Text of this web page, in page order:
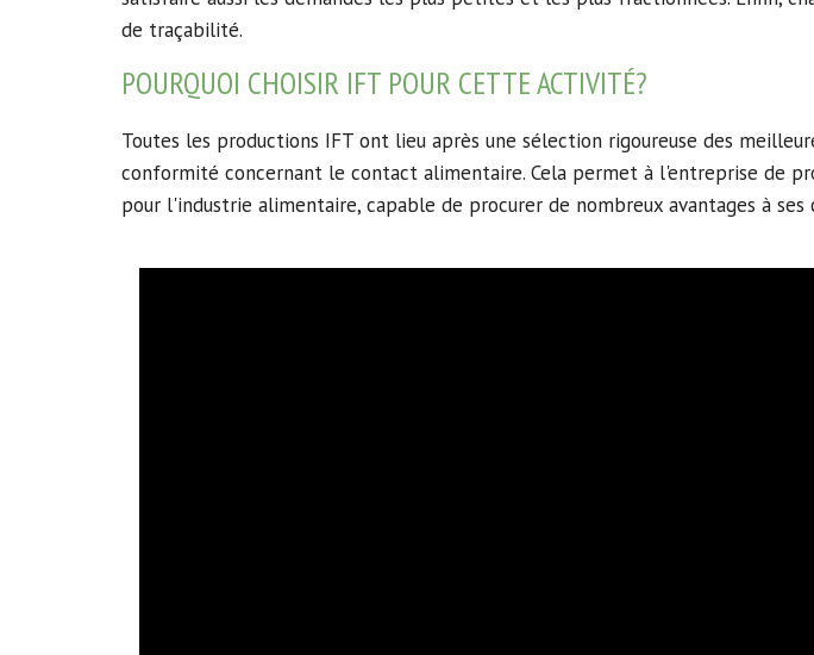
de traçabilité.
POURQUOI CHOISIR IFT POUR CETTE ACTIVITÉ?
Toutes les productions IFT ont lieu après une sélection rigoureuse des
conformité concernant le contact alimentaire. Cela permet à l'entreprise de
pour l'industrie alimentaire, capable de procurer de nombreux avantages à ses